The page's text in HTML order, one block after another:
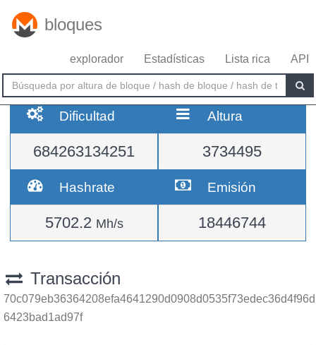
bloques
explorador Estadísticas Lista rica API
Dificultad
684263134251
Altura
3734495
Hashrate
5702.2 Mh/s
Emisión
18446744
Transacción
70c079eb36364208efa4641290d0908d0535f73edec36d4f96d
6423bad1ad97f